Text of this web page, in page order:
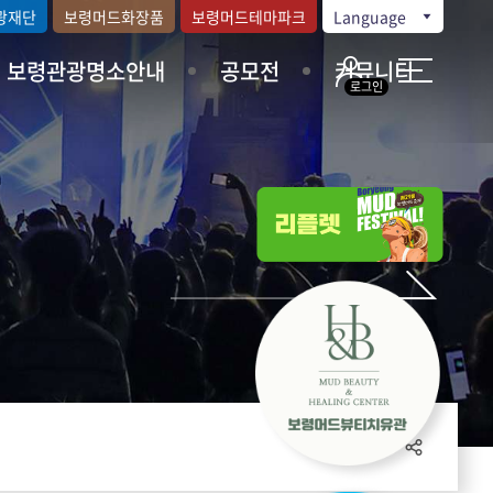
보령관광명소안내 공모전 커뮤니티
재단 보령머드화장품 보령머드테마파크 Language
로그인